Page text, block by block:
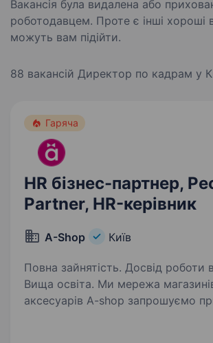
Вакансія була видалена або
роботодавцем. Проте є інші хороші
можуть вам підійти.
88 вакансій Директор по кадрам у
Гаряча
HR бізнес-партнер,
Partner, HR-керівник
A-Shop Київ
Повна зайнятість. Досвід роботи
Вища освіта. Ми мережа магазинів жіночих
аксесуарів A-shop запрошуємо